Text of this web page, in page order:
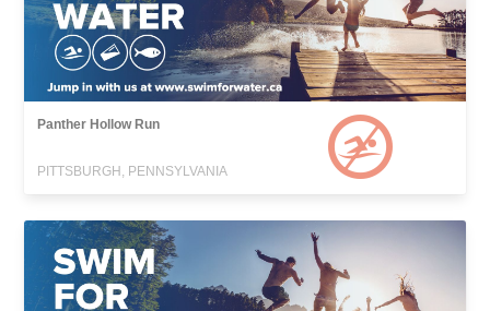
Panther Hollow Run
PITTSBURGH, PENNSYLVANIA